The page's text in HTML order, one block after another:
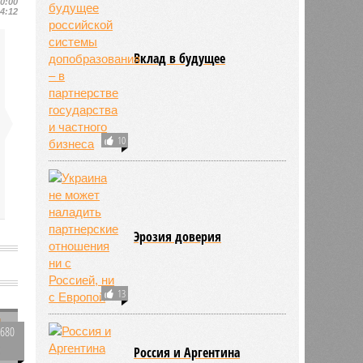
10
Вклад в будущее
13
Эрозия доверия
Россия и Аргентина